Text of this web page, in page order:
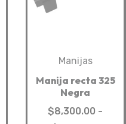
Manijas
Manija recta 325
Negra
$8,300.00 -